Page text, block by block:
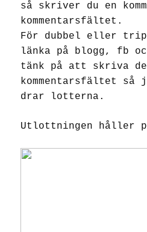
så skriver du en
kommentarsfältet.
För dubbel eller
länka på blogg, fb
tänk på att skriva
kommentarsfältet så
drar lotterna.
Utlottningen håller